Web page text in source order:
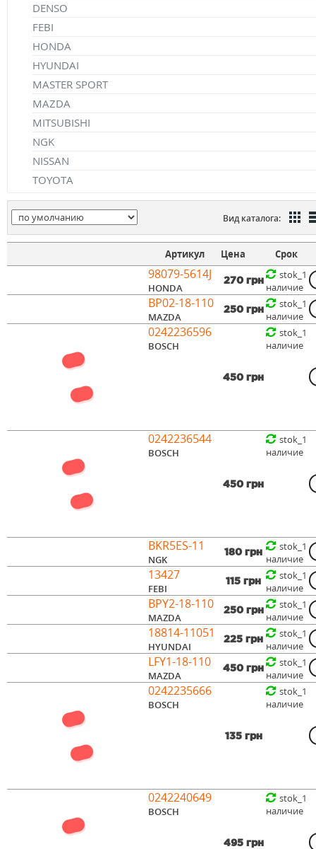
DENSO
FEBI
HONDA
HYUNDAI
MASTER SPORT
MAZDA
MITSUBISHI
NGK
NISSAN
TOYOTA
Вид каталога:
Артикул Цена Срок
98079-5614J
HONDA
270 грн
stok_1
наличие
BP02-18-110
MAZDA
250 грн
stok_1
наличие
0242236596
BOSCH
450 грн
stok_1
наличие
0242236544
BOSCH
450 грн
stok_1
наличие
BKR5ES-11
NGK
180 грн
stok_1
наличие
13427
FEBI
115 грн
stok_1
наличие
BPY2-18-110
MAZDA
250 грн
stok_1
наличие
18814-11051
HYUNDAI
225 грн
stok_1
наличие
LFY1-18-110
MAZDA
450 грн
stok_1
наличие
0242235666
BOSCH
135 грн
stok_1
наличие
0242240649
BOSCH
495 грн
stok_1
наличие